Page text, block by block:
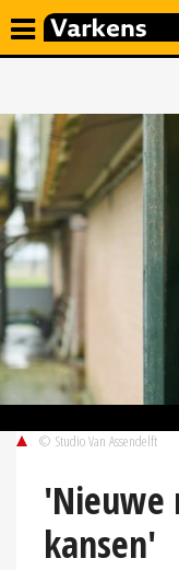
© Studio Van Assendelft
'Nieuwe
kansen'